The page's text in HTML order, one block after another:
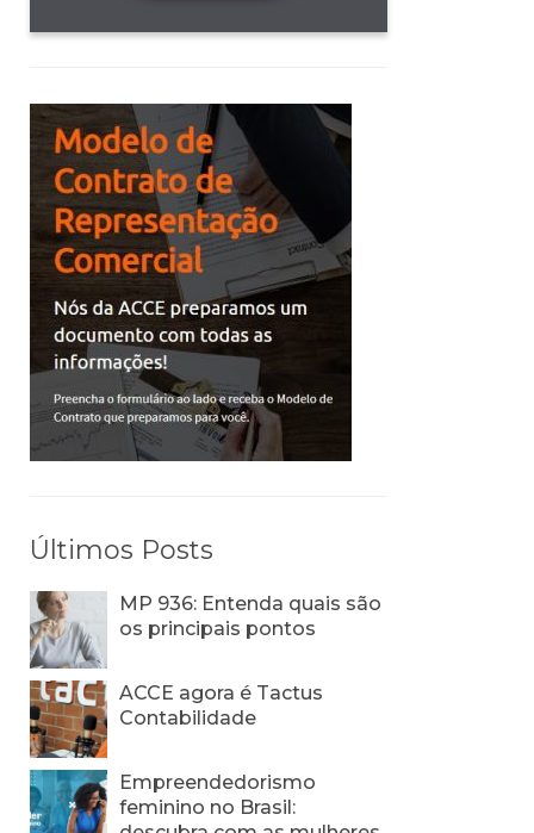
Últimos Posts
MP 936: Entenda quais são
os principais pontos
ACCE agora é Tactus
Contabilidade
Empreendedorismo
feminino no Brasil: